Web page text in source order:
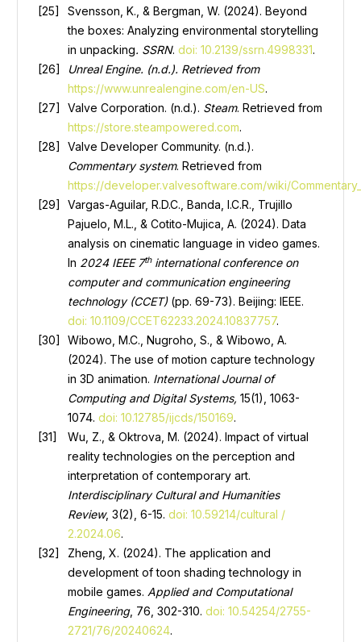
Svensson, K., & Bergman, W. (2024). Beyond
the boxes: Analyzing environmental storytelling
in unpacking. SSRN. doi: 10.2139/ssrn.4998331.
Unreal Engine. (n.d.). Retrieved from
https://www.unrealengine.com/en-US.
Valve Corporation. (n.d.). Steam. Retrieved from
https://store.steampowered.com.
Valve Developer Community. (n.d.).
Commentary system. Retrieved from
https://developer.valvesoftware.com/wiki/
Vargas-Aguilar, R.D.C., Banda, I.C.R., Trujillo
Pajuelo, M.L., & Cotito-Mujica, A. (2024). Data
analysis on cinematic language in video games.
In 2024 IEEE 7thinternational conference on
computer and communication engineering
technology (CCET)(pp. 69-73). Beijing: IEEE.
doi: 10.1109/CCET62233.2024.10837757.
Wibowo, M.C., Nugroho, S., & Wibowo, A.
(2024). The use of motion capture technology
in 3D animation. International Journal of
Computing and Digital Systems, 15(1), 1063-
1074. doi: 10.12785/ijcds/150169.
Wu, Z., & Oktrova, M. (2024). Impact of virtual
reality technologies on the perception and
interpretation of contemporary art.
Interdisciplinary Cultural and Humanities
Review, 3(2), 6-15. doi: 10.59214/cultural /
2.2024.06.
Zheng, X. (2024). The application and
development of toon shading technology in
mobile games. Applied and Computational
Engineering, 76, 302-310. doi: 10.54254/2755-
2721/76/20240624.